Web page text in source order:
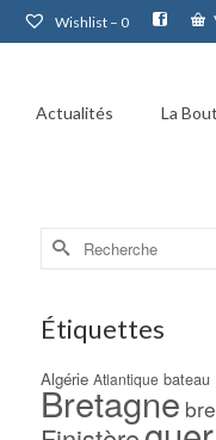
Wishlist – 0
Actualités La
Rechercher :
Étiquettes
Algérie Atlantique bateau
Bretagne